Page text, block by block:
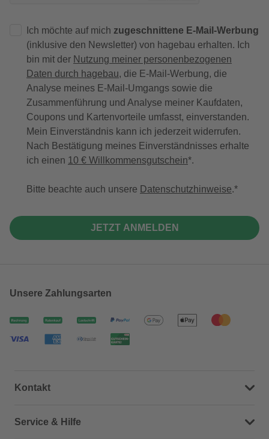
Ich möchte auf mich zugeschnittene E-Mail-Werbung
(inklusive den Newsletter) von hagebau erhalten. Ich
bin mit der Nutzung meiner personenbezogenen
Daten durch hagebau, die E-Mail-Werbung, die
Analyse meines E-Mail-Umgangs sowie die
Zusammenführung und Analyse meiner Kaufdaten,
Coupons und Kartenvorteile umfasst, einverstanden.
Mein Einverständnis kann ich jederzeit widerrufen.
Nach Bestätigung meines Einverständnisses erhalte
ich einen 10 € Willkommensgutschein*.
Bitte beachte auch unsere Datenschutzhinweise.
JETZT ANMELDEN
Unsere Zahlungsarten
Kontakt
Dein Kontakt zu uns
Service & Hilfe